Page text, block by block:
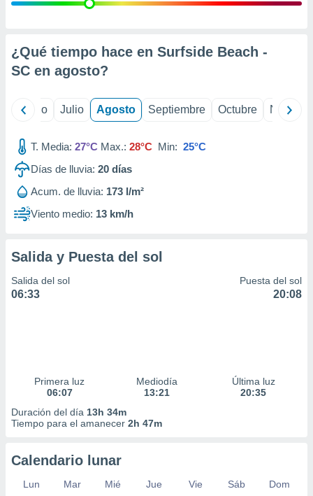
e
mediante
de
1199
¿Qué tiempo hace en Surfside Beach -
SC en agosto?
Junio Julio Agosto Septiembre Octubre
T. Media: 27°C Max.: 28°C Min: 25°C
Días de lluvia: 20 días
Acum. de lluvia: 173 l/m²
Viento medio: 13 km/h
Salida y Puesta del sol
Salida del sol
06:33
Puesta del sol
20:08
Primera luz
06:07
Mediodía
13:21
Última luz
20:35
Duración del día 13h 34m
Tiempo para el amanecer 2h 47m
Calendario lunar
Lun Mar Mié Jue Vie Sáb
Dom